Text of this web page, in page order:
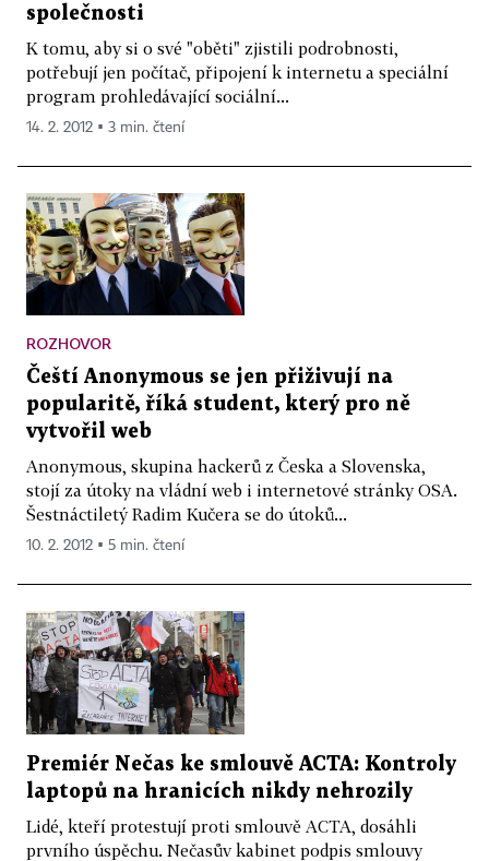
společnosti
K tomu, aby si o své "oběti" zjistili podrobnosti,
potřebují jen počítač, připojení k internetu a speciální
program prohledávající sociální...
14. 2. 2012 ▪ 3 min. čtení
ROZHOVOR
Čeští Anonymous se jen přiživují na
popularitě, říká student, který pro ně
vytvořil web
Anonymous, skupina hackerů z Česka a Slovenska,
stojí za útoky na vládní web i internetové stránky OSA.
Šestnáctiletý Radim Kučera se do útoků...
10. 2. 2012 ▪ 5 min. čtení
Premiér Nečas ke smlouvě ACTA: Kontroly
laptopů na hranicích nikdy nehrozily
Lidé, kteří protestují proti smlouvě ACTA, dosáhli
prvního úspěchu. Nečasův kabinet podpis smlouvy